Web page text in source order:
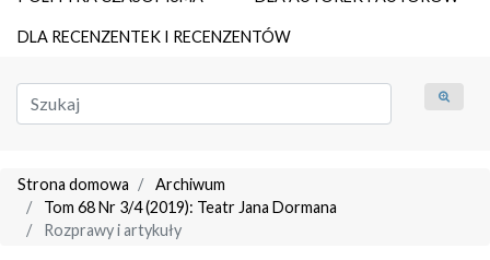
DLA RECENZENTEK I RECENZENTÓW
Strona domowa
Archiwum
Tom 68 Nr 3/4 (2019): Teatr Jana Dormana
Rozprawy i artykuły